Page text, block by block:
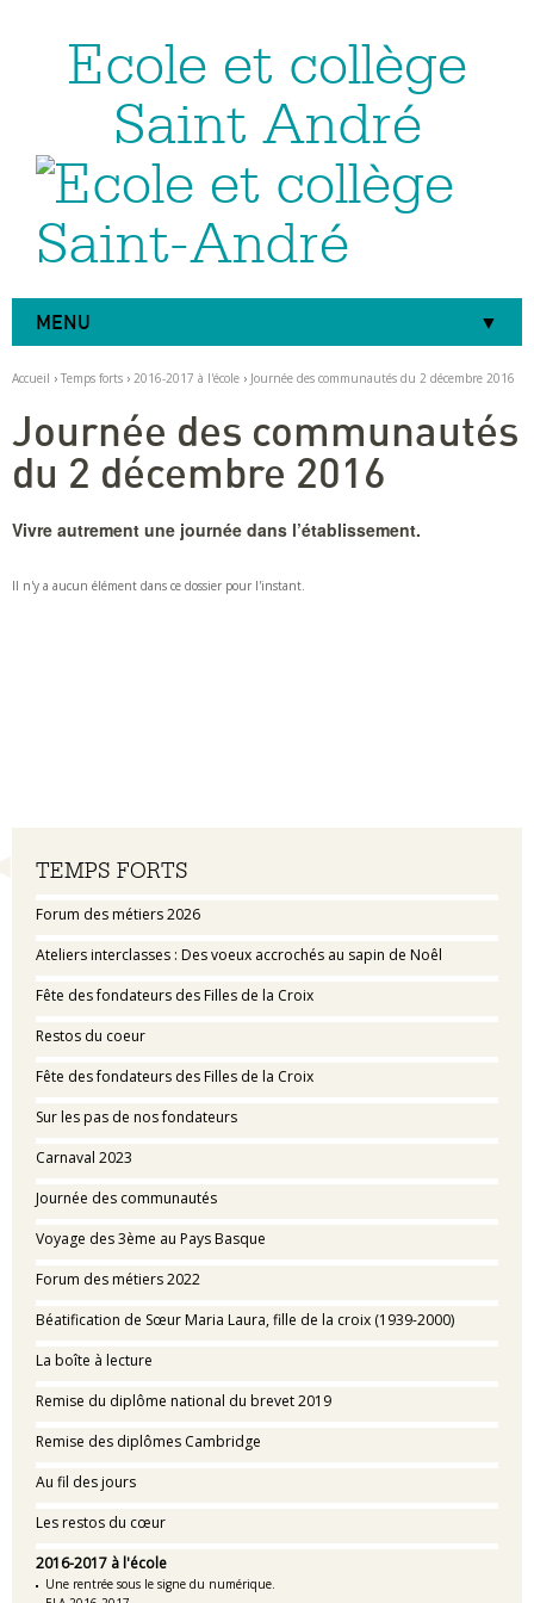
navigation
Ecole et collège
Saint André
MENU
Accueil › Temps forts › 2016-2017 à l'école › Journée des communautés du 2 décembre 2016
Navigation
TEMPS FORTS
Forum des métiers 2026
Ateliers interclasses : Des voeux accrochés au sapin de Noêl
Fête des fondateurs des Filles de la Croix
Restos du coeur
Fête des fondateurs des Filles de la Croix
Sur les pas de nos fondateurs
Carnaval 2023
Journée des communautés
Voyage des 3ème au Pays Basque
Forum des métiers 2022
Béatification de Sœur Maria Laura, fille de la croix (1939-2000)
La boîte à lecture
Remise du diplôme national du brevet 2019
Remise des diplômes Cambridge
Au fil des jours
Les restos du cœur
2016-2017 à l'école
Une rentrée sous le signe du numérique.
Journée des communautés
du 2 décembre 2016
Vivre autrement une journée dans l’établissement.
Il n'y a aucun élément dans ce dossier pour l'instant.